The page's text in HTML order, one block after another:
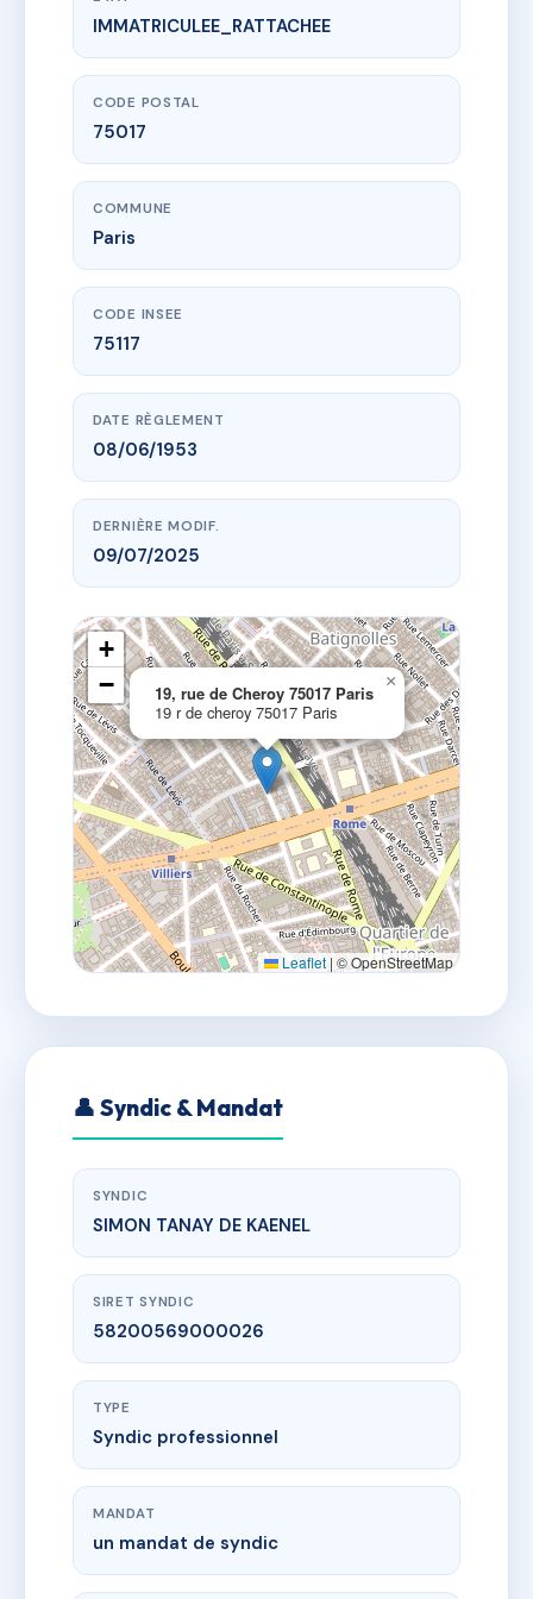
www.vme.plus/AC6455497
19, rue de Cheroy 75017 Paris
19 r de cheroy
IMMATRICULEE_RATTACHEE
CODE POSTAL
75017
COMMUNE
Paris
CODE INSEE
75117
DATE RÈGLEMENT
08/06/1953
DERNIÈRE MODIF.
09/07/2025
19, rue de Cheroy 75017 Paris
19 r de cheroy 75017 Paris
×
+
−
Leaflet | © OpenStreetMap
👤 Syndic & Mandat
SYNDIC
SIMON TANAY DE KAENEL
SIRET SYNDIC
58200569000026
TYPE
Syndic professionnel
MANDAT
un mandat de syndic